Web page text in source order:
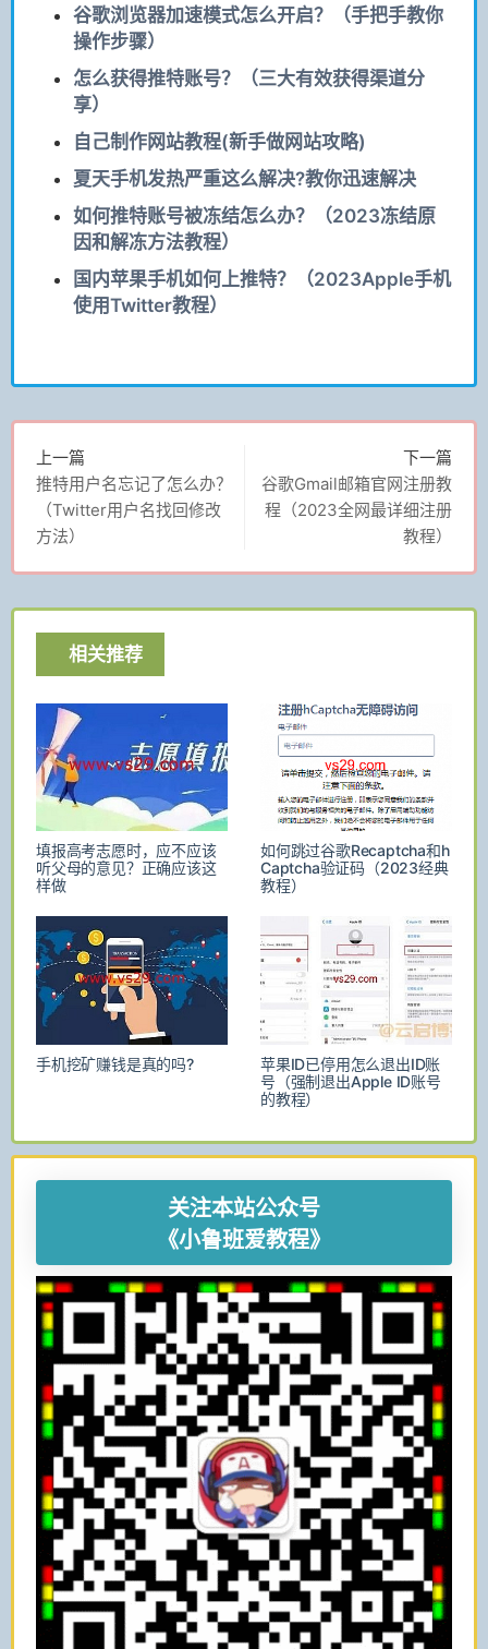
谷歌浏览器加速模式怎么开启？（手把手教你
操作步骤）
怎么获得推特账号？（三大有效获得渠道分
享）
自己制作网站教程(新手做网站攻略)
夏天手机发热严重这么解决?教你迅速解决
如何推特账号被冻结怎么办？（2023冻结原
因和解冻方法教程）
国内苹果手机如何上推特？（2023Apple手机
使用Twitter教程）
上一篇
推特用户名忘记了怎么办？
（Twitter用户名找回修改
方法）
下一篇
谷歌Gmail邮箱官网注册教
程（2023全网最详细注册
教程）
相关推荐
填报高考志愿时，应不应该
听父母的意见？正确应该这
样做
如何跳过谷歌Recaptcha和h
Captcha验证码（2023经典
教程）
手机挖矿赚钱是真的吗?
苹果ID已停用怎么退出ID账
号（强制退出Apple ID账号
的教程）
关注本站公众号
《小鲁班爱教程》